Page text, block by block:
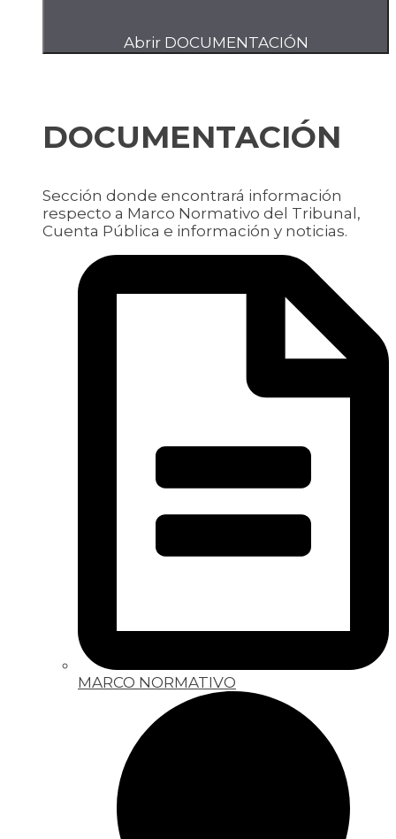
Abrir DOCUMENTACIÓN
DOCUMENTACIÓN
Sección donde encontrará información
respecto a Marco Normativo del Tribunal,
Cuenta Pública e información y noticias.
MARCO NORMATIVO